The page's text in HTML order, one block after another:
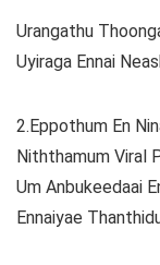
Urangathu
Uyiraga Ennai
2.Eppothum En
Niththamum Viral
Um Anbukeedaai
Ennaiyae